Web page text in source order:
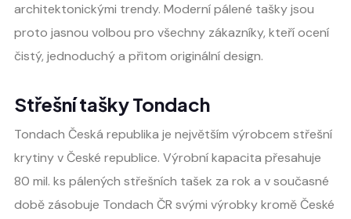
architektonickými trendy. Moderní pálené tašky jsou
proto jasnou volbou pro všechny zákazníky, kteří ocení
čistý, jednoduchý a přitom originální design.
Střešní tašky Tondach
Tondach Česká republika je největším výrobcem střešní
krytiny v České republice. Výrobní kapacita přesahuje
80 mil. ks pálených střešních tašek za rok a v současné
době zásobuje Tondach ČR svými výrobky kromě České